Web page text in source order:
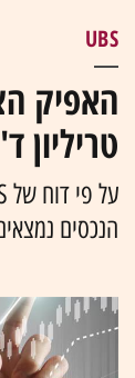
UBS
טריליון
הנכסים